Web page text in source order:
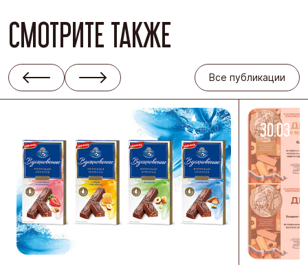
СМОТРИТЕ ТАКЖЕ
Все публикации
-2026 30.03